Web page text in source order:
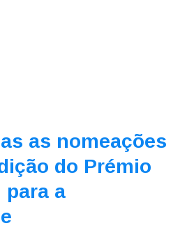
as nomeações
do Prémio
para a